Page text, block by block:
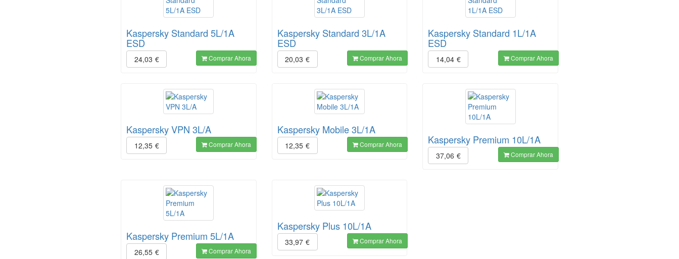
Kaspersky Standard 5L/1A
ESD
24,03 € Comprar Ahora
Kaspersky Standard 3L/1A
ESD
20,03 € Comprar Ahora
Kaspersky Standard 1L/1A
ESD
14,04 € Comprar Ahora
Kaspersky VPN 3L/A
12,35 € Comprar Ahora
Kaspersky Mobile 3L/1A
12,35 € Comprar Ahora Kaspersky Premium 10L/1A
37,06 € Comprar Ahora
Kaspersky Premium 5L/1A
26,55 € Comprar Ahora
Kaspersky Plus 10L/1A
33,97 € Comprar Ahora